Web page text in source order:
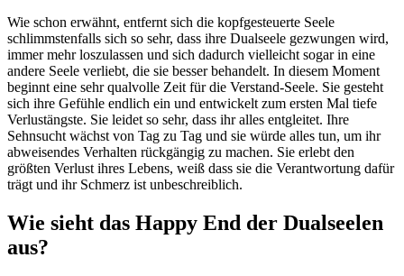
Wie schon erwähnt, entfernt sich die kopfgesteuerte Seele
schlimmstenfalls sich so sehr, dass ihre Dualseele gezwungen wird,
immer mehr loszulassen und sich dadurch vielleicht sogar in eine
andere Seele verliebt, die sie besser behandelt. In diesem Moment
beginnt eine sehr qualvolle Zeit für die Verstand-Seele. Sie gesteht
sich ihre Gefühle endlich ein und entwickelt zum ersten Mal tiefe
Verlustängste. Sie leidet so sehr, dass ihr alles entgleitet. Ihre
Sehnsucht wächst von Tag zu Tag und sie würde alles tun, um ihr
abweisendes Verhalten rückgängig zu machen. Sie erlebt den
größten Verlust ihres Lebens, weiß dass sie die Verantwortung dafür
trägt und ihr Schmerz ist unbeschreiblich.
Wie sieht das Happy End der Dualseelen
aus?